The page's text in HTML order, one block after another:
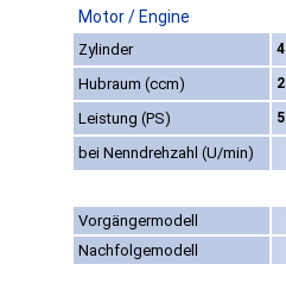
Motor / Engine
Zylinder
Hubraum (ccm)
Leistung (PS)
bei Nenndrehzahl (U/min)
Vorgängermodell
Nachfolgemodell